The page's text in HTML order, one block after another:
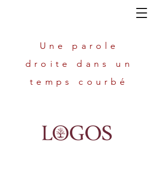
Une parole
droite dans un
temps courbé